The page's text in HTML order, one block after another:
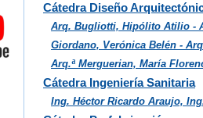
Cátedra Diseño
Arq. Bugliotti, Hipólito Atilio -
Giordano, Verónica Belén -
Arq.ª Merguerian, María
Cátedra Ingeniería Sanitaria
Ing. Héctor Ricardo Araujo,